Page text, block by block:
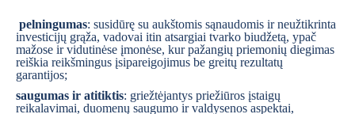
pelningumas: susidūrę su aukštomis sąnaudomis ir neužtikrinta
investicijų grąža, vadovai itin atsargiai tvarko biudžetą, ypač
mažose ir vidutinėse įmonėse, kur pažangių priemonių diegimas
reiškia reikšmingus įsipareigojimus be greitų rezultatų
garantijos;
saugumas ir atitiktis: griežtėjantys priežiūros įstaigų
reikalavimai, duomenų saugumo ir valdysenos aspektai,